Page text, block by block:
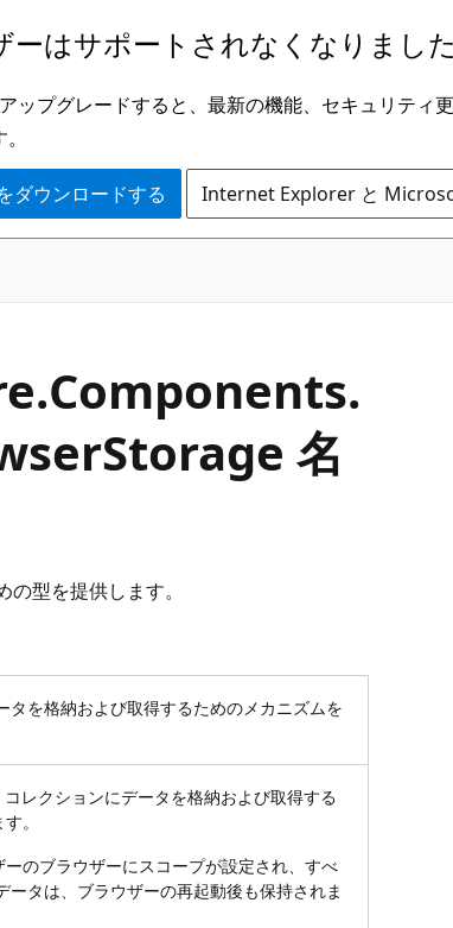
ーはサポートされなくなりました
ップグレードすると、最新の機能、セキュリティ
ダウンロードする Internet Explorer と
Components.
Storage 名
型を提供します。
タを格納および取得するためのメカニズムを
レクションにデータを格納および取得する
。
のブラウザーにスコープが設定され、すべ
ータは、ブラウザーの再起動後も保持されま